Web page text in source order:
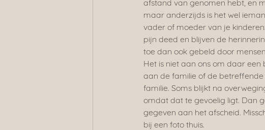
afstand van genomen hebt, en
maar anderzijds is het wel
vader of moeder van je
pijn deed en blijven de
toe dan ook gebeld door
Het is niet aan ons om daar
aan de familie of de
familie. Soms blijkt na
omdat dat te gevoelig ligt. Dan
gegeven aan het afscheid.
bij een foto thuis.